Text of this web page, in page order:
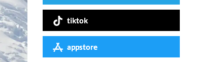
tiktok
appstore